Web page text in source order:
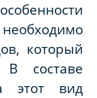
который
В составе
этот вид